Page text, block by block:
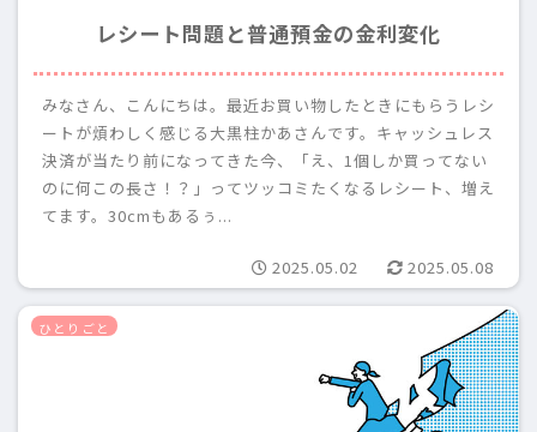
レシート問題と普通預金の金利変化
みなさん、こんにちは。最近お買い物したときにもらうレシ
ートが煩わしく感じる大黒柱かあさんです。キャッシュレス
決済が当たり前になってきた今、「え、1個しか買ってない
のに何この長さ！？」ってツッコミたくなるレシート、増え
てます。30cmもあるぅ...
2025.05.02 2025.05.08
ひとりごと